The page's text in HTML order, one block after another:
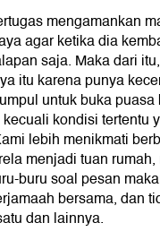
mengamankan
agar ketika dia
saja. Maka dari
itu karena punya
untuk buka
kondisi tertentu
lebih menikmati
menjadi tuan
buru soal pesan
bersama, dan
dan lainnya.